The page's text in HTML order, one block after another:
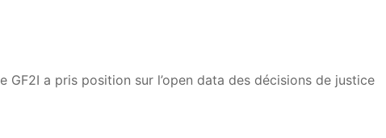
GF2I a pris position sur l’open data des décisions de justice